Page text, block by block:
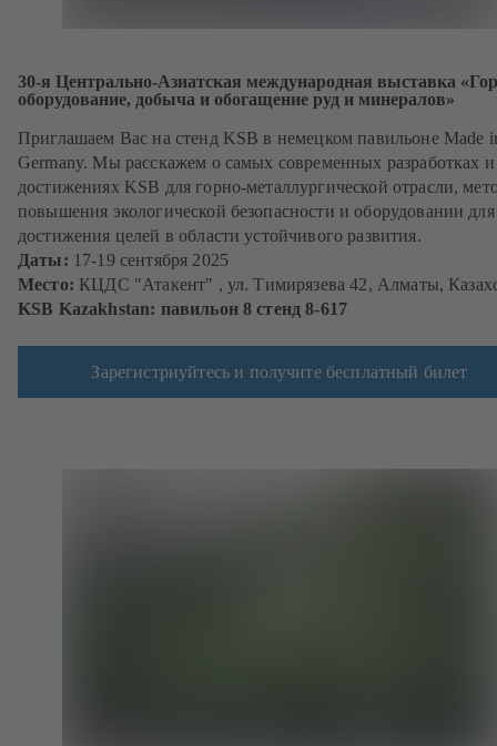
30-я Центрально-Азиатская международная выставка
оборудование, добыча и обогащение руд и минералов»
Приглашаем Вас на стенд KSB в немецком павильоне Made
Germany. Мы расскажем о самых современных разработках и
достижениях KSB для горно-металлургической отрасли,
повышения экологической безопасности и оборудовании для
достижения целей в области устойчивого развития.
Даты: 17-19 сентября 2025
Место: КЦДС "Атакент" , ул. Тимирязева 42, Алматы,
KSB Kazakhstan: павильон 8 стенд 8-617
Зарегистриуйтесь и получите бесплатный билет